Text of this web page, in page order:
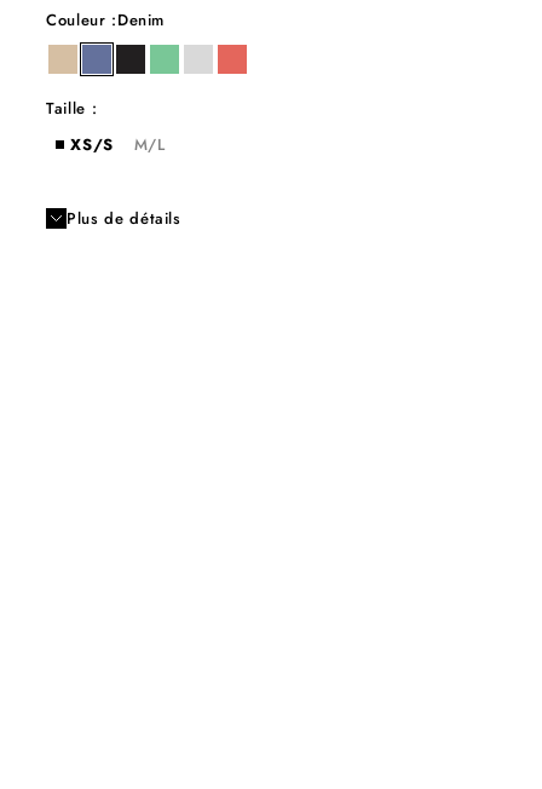
Couleur :Denim
ble denimebenejadelight grey
peach
Taille :
XS/S
M/L
Plus de détails